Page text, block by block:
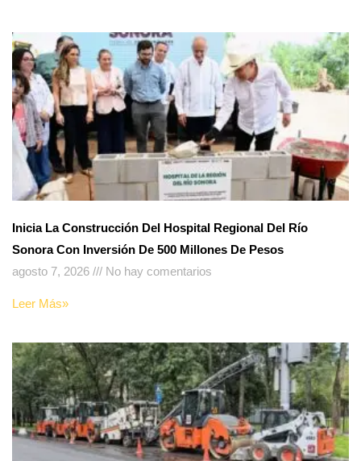
Inicia La Construcción Del Hospital Regional Del Río
Sonora Con Inversión De 500 Millones De Pesos
agosto 7, 2026
No hay comentarios
Leer Más»